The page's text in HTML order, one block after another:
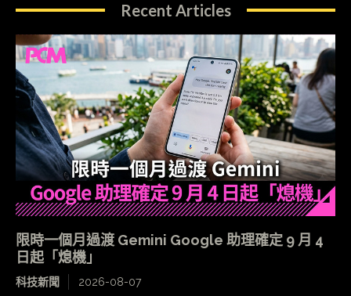
Recent Articles
限時一個月過渡 Gemini Google 助理確定 9 月 4
日起「熄機」
科技新聞 2026-08-07